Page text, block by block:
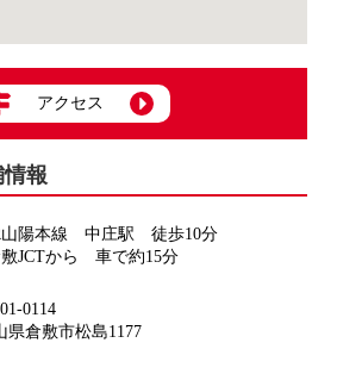
アクセス
報
山陽本線 中庄駅 徒歩10分
JCTから 車で約15分
0114
県倉敷市松島1177